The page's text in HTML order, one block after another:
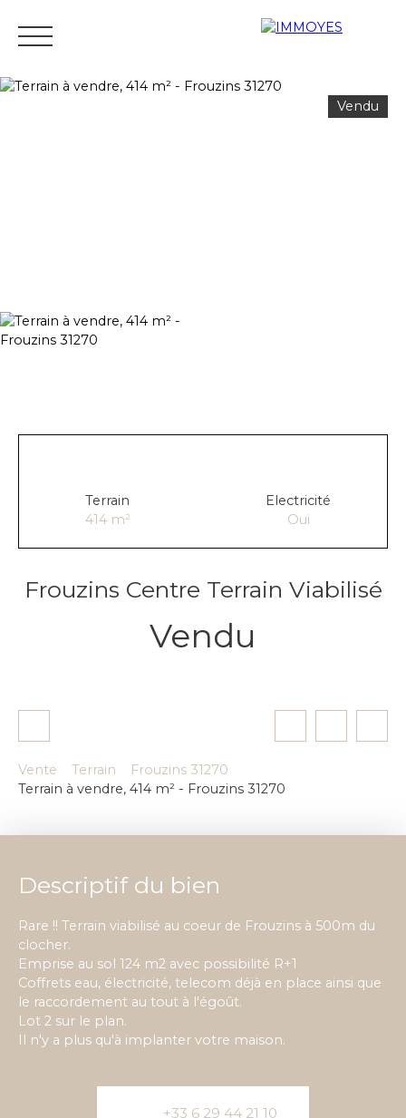
Vendu
Terrain
414 m²
Electricité
Oui
Frouzins Centre Terrain Viabilisé
Vendu
Vente Terrain
Frouzins 31270
Terrain à vendre, 414 m² - Frouzins 31270
Descriptif du bien
Rare !! Terrain viabilisé au coeur de Frouzins à 500m du
clocher.
Emprise au sol 124 m2 avec possibilité R+1
Coffrets eau, électricité, telecom déjà en place ainsi que
le raccordement au tout à l'égoût.
Lot 2 sur le plan.
Il n'y a plus qu'à implanter votre maison.
+33 6 29 44 21 10